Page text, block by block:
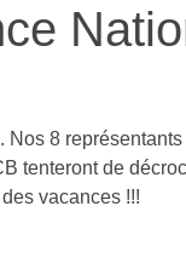
8 représentants
tenteront de
vacances !!!